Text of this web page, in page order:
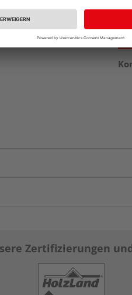
Zertifizierungen